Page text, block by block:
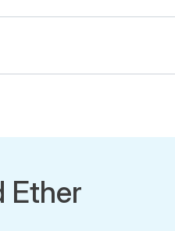
Ether